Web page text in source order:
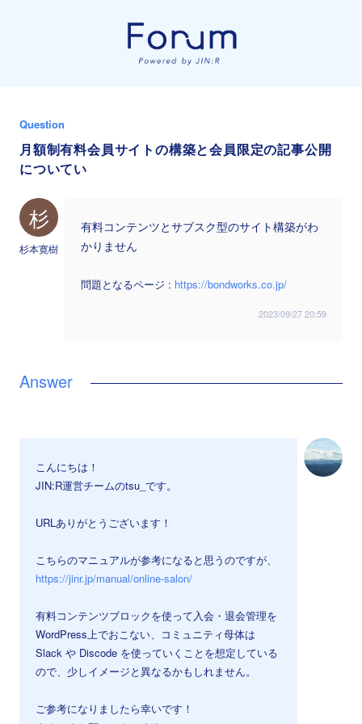
Question
月額制有料会員サイトの構築と会員限定の記事公開
についてい
杉
杉本寛樹
有料コンテンツとサブスク型のサイト構築がわ
かりません
問題となるページ : https://bondworks.co.jp/
2023/09/27 20:59
こんにちは！
JIN:R運営チームのtsu_です。
URLありがとうございます！
こちらのマニュアルが参考になると思うのですが、
https://jinr.jp/manual/online-salon/
有料コンテンツブロックを使って入会・退会管理を
WordPress上でおこない、コミュニティ母体は
Slack や Discode を使っていくことを想定している
ので、少しイメージと異なるかもしれません。
ご参考になりましたら幸いです！